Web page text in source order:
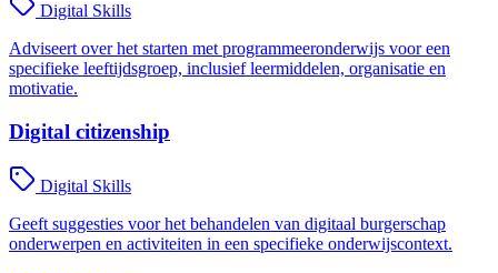
Digital Skills
Adviseert over het starten met programmeeronderwijs voor een
specifieke leeftijdsgroep, inclusief leermiddelen, organisatie en
motivatie.
Digital citizenship
Digital Skills
Geeft suggesties voor het behandelen van digitaal burgerschap
onderwerpen en activiteiten in een specifieke onderwijscontext.